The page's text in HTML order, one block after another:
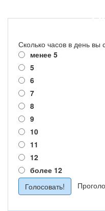
Сколько часов в день вы
менее 5
5
6
7
8
9
10
11
12
более 12